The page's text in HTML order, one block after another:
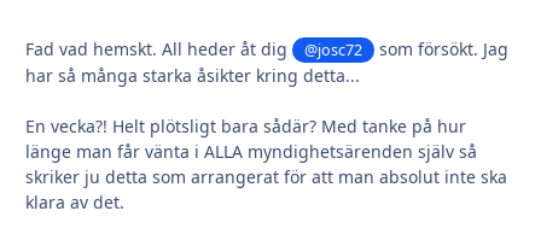
Fad vad hemskt. All heder åt dig @josc72
som försökt. Jag
har så många starka åsikter kring detta...
En vecka?! Helt plötsligt bara sådär? Med tanke på hur
länge man får vänta i ALLA myndighetsärenden själv så
skriker ju detta som arrangerat för att man absolut inte ska
klara av det.